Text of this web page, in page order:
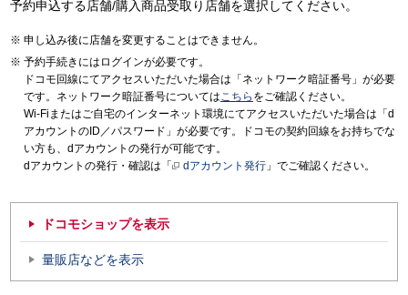
予約申込する店舗/購入商品受取り店舗を選択してください。
申し込み後に店舗を変更することはできません。
予約手続きにはログインが必要です。
ドコモ回線にてアクセスいただいた場合は「ネットワーク暗証番号」が必要
です。ネットワーク暗証番号についてはこちら をご確認ください。
Wi-Fiまたはご自宅のインターネット環境にてアクセスいただいた場合は「d
アカウントのID／パスワード」が必要です。ドコモの契約回線をお持ちでな
い方も、dアカウントの発行が可能です。
dアカウントの発行・確認は「
dアカウント発行 」でご確認ください。
ドコモショップを表示
量販店などを表示